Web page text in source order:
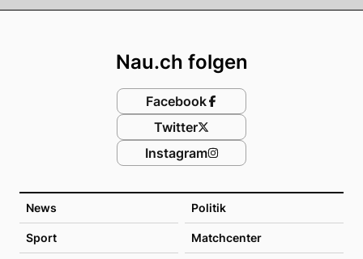
News Politik
Sport Matchcenter
Nau.ch folgen
Facebook
Twitter
Instagram